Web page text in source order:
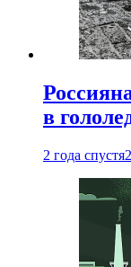
в
2 года спустя